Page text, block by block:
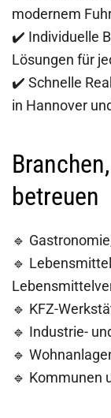
modernem
✔️ Individuelle
Lösungen für
✔️ Schnelle
in Hannover
betreuen
🔹
🔹
🔹 KFZ-
🔹 Industrie-
🔹
🔹 Kommunen